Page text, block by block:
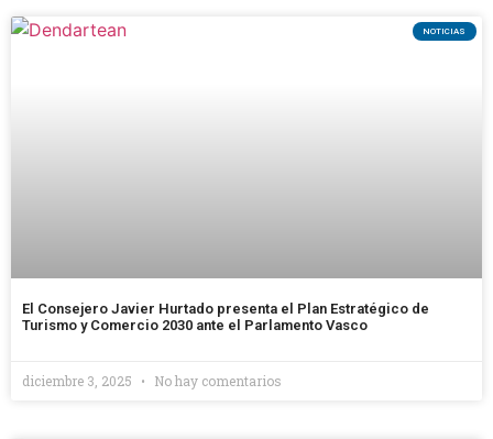
NOTICIAS
El Consejero Javier Hurtado presenta el Plan Estratégico de
Turismo y Comercio 2030 ante el Parlamento Vasco
diciembre 3, 2025 No hay comentarios